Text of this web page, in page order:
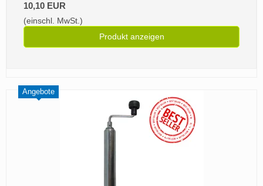
10,10 EUR
(einschl. MwSt.)
Produkt anzeigen
Angebote